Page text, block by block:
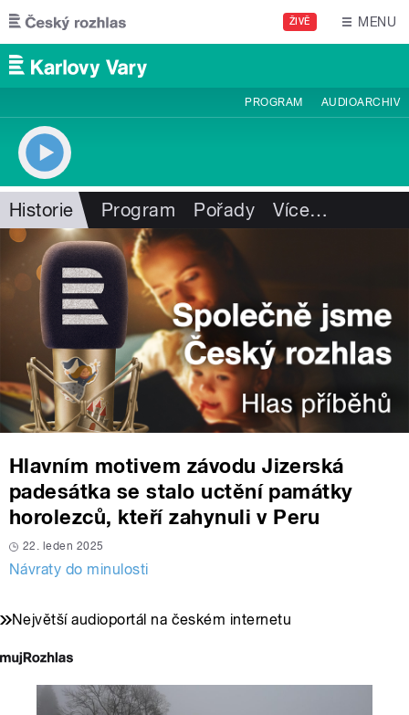
Přejít k hlavnímu obsahu
ŽIVĚ MENU
PROGRAM AUDIOARCHIV
Historie Program Pořady Více…
Hlavním motivem závodu Jizerská
padesátka se stalo uctění památky
horolezců, kteří zahynuli v Peru
22. leden 2025
Návraty do minulosti
Největší audioportál na českém internetu